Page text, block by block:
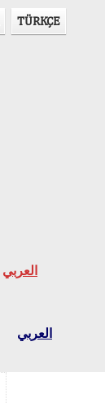
TÜRKÇE
العربي
العربي